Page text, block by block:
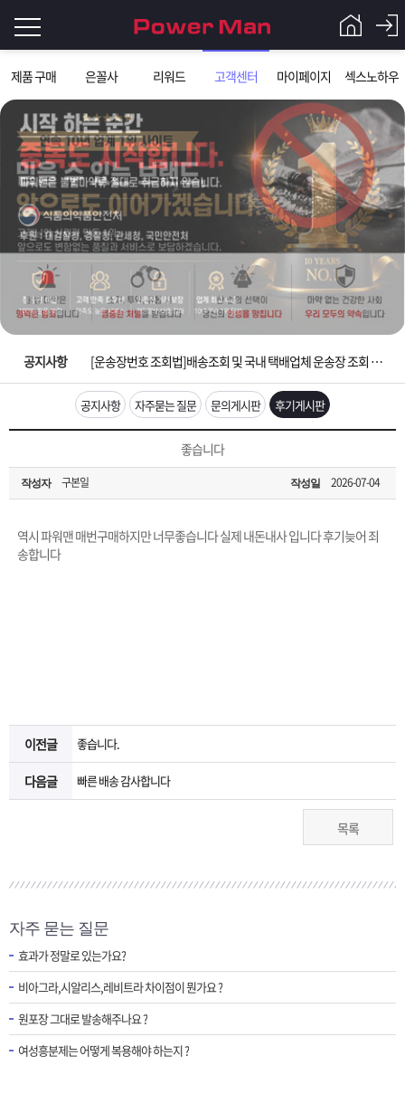
제품 구매 은꼴사 리워드 고객센터 마이페이지 섹스노하우
그
인
이
필
요
니
로
Q&A
파
워
맨
제
품
은
노
하
객
센
마
이
주
공지사항
입금확인이 안되는 상황을 대비해 꼭 입금후 고객센터 연락바랍니다.
[2026구정 연휴]설 연휴 배송 및 휴무 안내
[운송장번호 조회법]배송조회 및 국내 택배업체 운송장 조회 하는법
[ios앱 오픈]아이폰 고객 앱설치 가능합니다.
[무인택배함 이용 안내] 집 밖에 주소로 택배 받기
입금확인이 안되는 상황을 대비해 꼭 입금후 고객센터 연락바랍니다.
[2026구정 연휴]설 연휴 배송 및 휴무 안내
공지사항 자주묻는 질문 문의게시판 후기게시판
좋습니다
작성자 구본일 작성일 2026-07-04
역시 파워맨 매번구매하지만 너무좋습니다 실제 내돈내사 입니다 후기늦어 죄
송합니다
이전글 좋습니다.
다음글 빠른 배송 감사합니다
목록
자주 묻는 질문
효과가 정말로 있는가요?
비아그라,시알리스,레비트라 차이점이 뭔가요 ?
원포장 그대로 발송해주나요 ?
여성흥분제는 어떻게 복용해야 하는지 ?